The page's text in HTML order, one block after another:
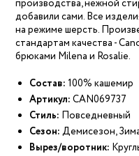
производства, нежной
добавили сами. Все
на режиме шерсть.
стандартам качества -
брюками Milena и Rosalie.
Состав: 100% кашемир
Артикул: CAN069737
Стиль: Повседневный
Сезон: Демисезон,
Вырез/воротник: